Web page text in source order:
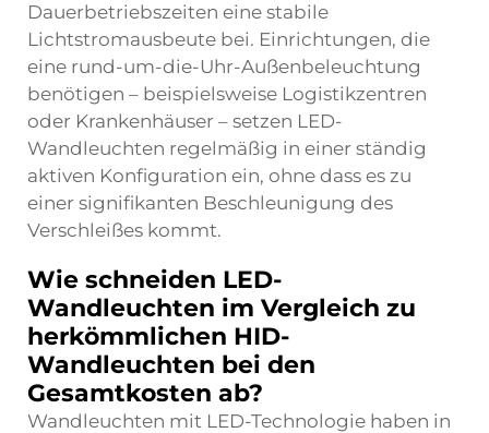
Dauerbetriebszeiten eine stabile
Lichtstromausbeute bei. Einrichtungen, die
eine rund-um-die-Uhr-Außenbeleuchtung
benötigen – beispielsweise Logistikzentren
oder Krankenhäuser – setzen LED-
Wandleuchten regelmäßig in einer ständig
aktiven Konfiguration ein, ohne dass es zu
einer signifikanten Beschleunigung des
Verschleißes kommt.
Wie schneiden LED-
Wandleuchten im Vergleich zu
herkömmlichen HID-
Wandleuchten bei den
Gesamtkosten ab?
Wandleuchten mit LED-Technologie haben in